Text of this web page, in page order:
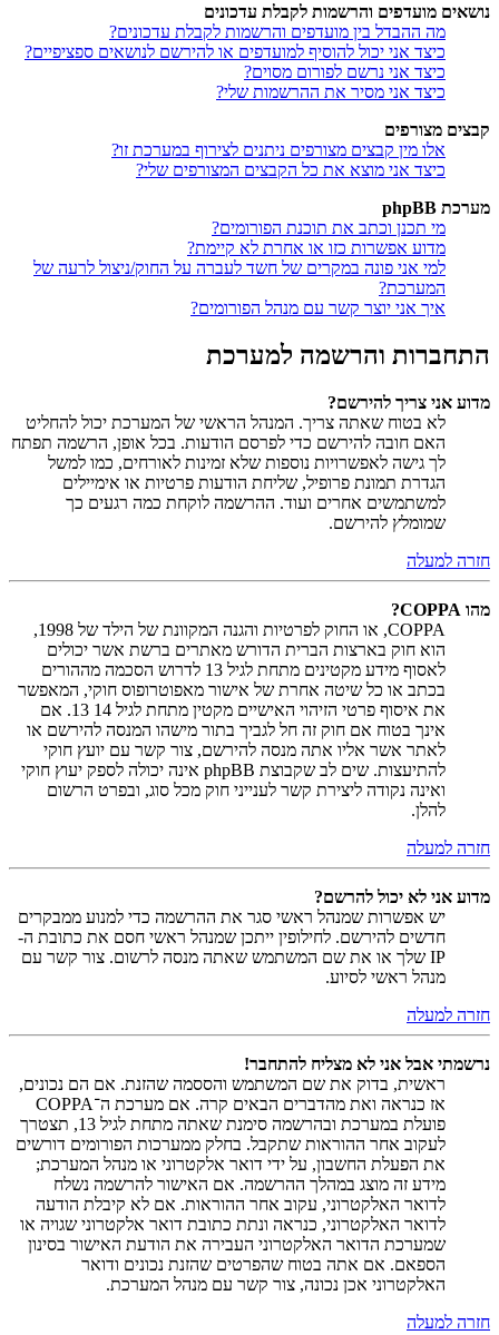
נושאים מועדפים והרשמות לקבלת עדכונים
מה ההבדל בין מועדפים והרשמות לקבלת עדכונים?
כיצד אני יכול להוסיף למועדפים או להירשם לנושאים ספציפיים?
כיצד אני נרשם לפורום מסוים?
כיצד אני מסיר את ההרשמות שלי?
קבצים מצורפים
אלו מין קבצים מצורפים ניתנים לצירוף במערכת זו?
כיצד אני מוצא את כל הקבצים המצורפים שלי?
מערכת phpBB
מי תכנן וכתב את תוכנת הפורומים?
מדוע אפשרות כזו או אחרת לא קיימת?
למי אני פונה במקרים של חשד לעברה על החוק/ניצול לרעה של
המערכת?
איך אני יוצר קשר עם מנהל הפורומים?
התחברות והרשמה למערכת
מדוע אני צריך להירשם?
לא בטוח שאתה צריך. המנהל הראשי של המערכת יכול להחליט
האם חובה להירשם כדי לפרסם הודעות. בכל אופן, הרשמה תפתח
לך גישה לאפשרויות נוספות שלא זמינות לאורחים, כמו למשל
הגדרת תמונת פרופיל, שליחת הודעות פרטיות או אימיילים
למשתמשים אחרים ועוד. ההרשמה לוקחת כמה רגעים כך
שמומלץ להירשם.
חזרה למעלה
מהו COPPA?
COPPA, או החוק לפרטיות והגנה המקוונת של הילד של 1998,
הוא חוק בארצות הברית הדורש מאתרים ברשת אשר יכולים
לאסוף מידע מקטינים מתחת לגיל 13 לדרוש הסכמה מההורים
בכתב או כל שיטה אחרת של אישור מאפוטרופוס חוקי, המאפשר
את איסוף פרטי הזיהוי האישיים מקטין מתחת לגיל 14 13. אם
אינך בטוח אם חוק זה חל לגביך בתור מישהו המנסה להירשם או
לאתר אשר אליו אתה מנסה להירשם, צור קשר עם יועץ חוקי
להתיעצות. שים לב שקבוצת phpBB אינה יכולה לספק יעוץ חוקי
ואינה נקודה ליצירת קשר לענייני חוק מכל סוג, ובפרט הרשום
להלן.
חזרה למעלה
מדוע אני לא יכול להרשם?
יש אפשרות שמנהל ראשי סגר את ההרשמה כדי למנוע ממבקרים
חדשים להירשם. לחילופין ייתכן שמנהל ראשי חסם את כתובת ה-
IP שלך או את שם המשתמש שאתה מנסה לרשום. צור קשר עם
מנהל ראשי לסיוע.
חזרה למעלה
נרשמתי אבל אני לא מצליח להתחבר!
ראשית, בדוק את שם המשתמש והססמה שהזנת. אם הם נכונים,
אז כנראה ואת מהדברים הבאים קרה. אם מערכת ה־COPPA
פועלת במערכת ובהרשמה סימנת שאתה מתחת לגיל 13, תצטרך
לעקוב אחר ההוראות שתקבל. בחלק ממערכות הפורומים דורשים
את הפעלת החשבון, על ידי דואר אלקטרוני או מנהל המערכת;
מידע זה מוצג במהלך ההרשמה. אם האישור להרשמה נשלח
לדואר האלקטרוני, עקוב אחר ההוראות. אם לא קיבלת הודעה
לדואר האלקטרוני, כנראה ונתת כתובת דואר אלקטרוני שגויה או
שמערכת הדואר האלקטרוני העבירה את הודעת האישור בסינון
הספאם. אם אתה בטוח שהפרטים שהזנת נכונים ודואר
האלקטרוני אכן נכונה, צור קשר עם מנהל המערכת.
חזרה למעלה